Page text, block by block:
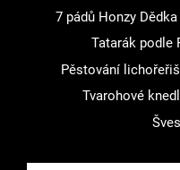
7 pádů Honzy Dědka
Tatarák podle
Pěstování
Tvarohové